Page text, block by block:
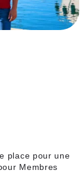
place pour une
Membres